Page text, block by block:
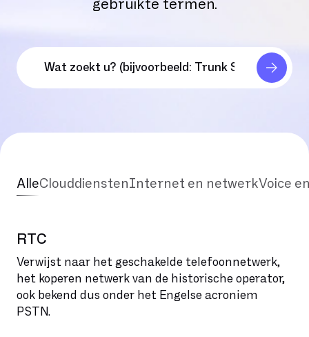
gebruikte termen.
AlleClouddienstenInternet en netwerkVoice
RTC
Verwijst naar het geschakelde telefoonnetwerk,
het koperen netwerk van de historische operator,
ook bekend dus onder het Engelse acroniem
PSTN.